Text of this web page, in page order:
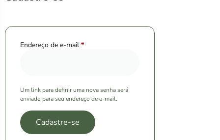
Endereço de e-mail *
Um link para definir uma nova senha será
enviado para seu endereço de e-mail.
Cadastre-se